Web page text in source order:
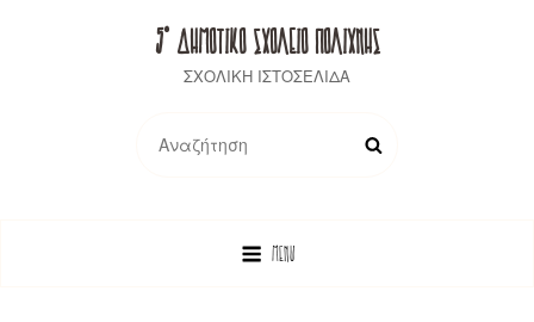
5° ΔΗΜΟΤΙΚΟ ΣΧΟΛΕΙΟ ΠΟΛΙΧΝΗΣ
ΣΧΟΛΙΚΗ ΙΣΤΟΣΕΛΙΔΑ
for:
MENU